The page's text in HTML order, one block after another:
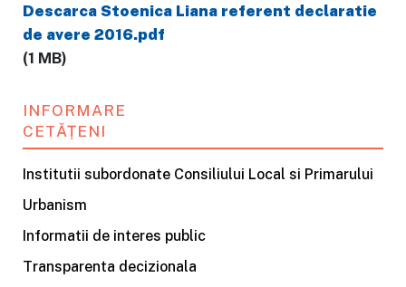
Descarca Stoenica Liana referent declaratie
de avere 2016.pdf
(1 MB)
INFORMARE
CETĂȚENI
Institutii subordonate Consiliului Local si Primarului
Urbanism
Informatii de interes public
Transparenta decizionala